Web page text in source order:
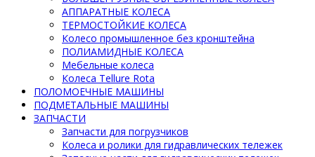
АППАРАТНЫЕ КОЛЕСА
ТЕРМОСТОЙКИЕ КОЛЕСА
Колесо промышленное без кронштейна
ПОЛИАМИДНЫЕ КОЛЕСА
Мебельные колеса
Колеса Tellure Rota
ПОЛОМОЕЧНЫЕ МАШИНЫ
ПОДМЕТАЛЬНЫЕ МАШИНЫ
ЗАПЧАСТИ
Запчасти для погрузчиков
Колеса и ролики для гидравлических тележек